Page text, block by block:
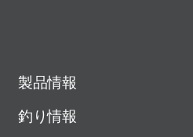
製品情報
釣り情報